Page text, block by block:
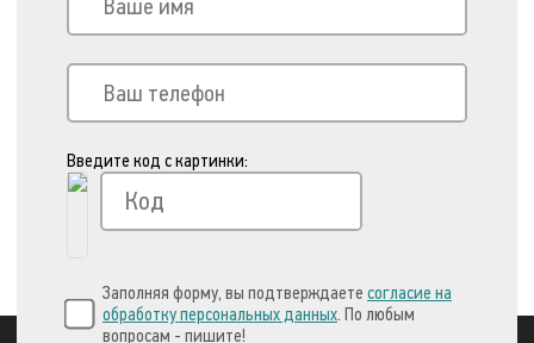
Введите код с картинки:
Заполняя форму, вы подтверждаете согласие на
обработку персональных данных. По любым
вопросам - пишите!